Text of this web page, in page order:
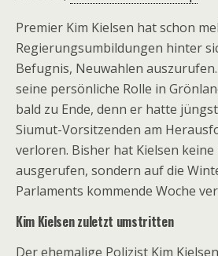
Premier Kim Kielsen hat schon
Regierungsumbildungen hinter
Befugnis, Neuwahlen
seine persönliche Rolle in
bald zu Ende, denn er hatte
Siumut-Vorsitzenden am
verloren. Bisher hat Kielsen
ausgerufen, sondern auf die
Parlaments kommende Woche
Kim Kielsen zuletzt umstritten
Der ehemalige Polizist Kim